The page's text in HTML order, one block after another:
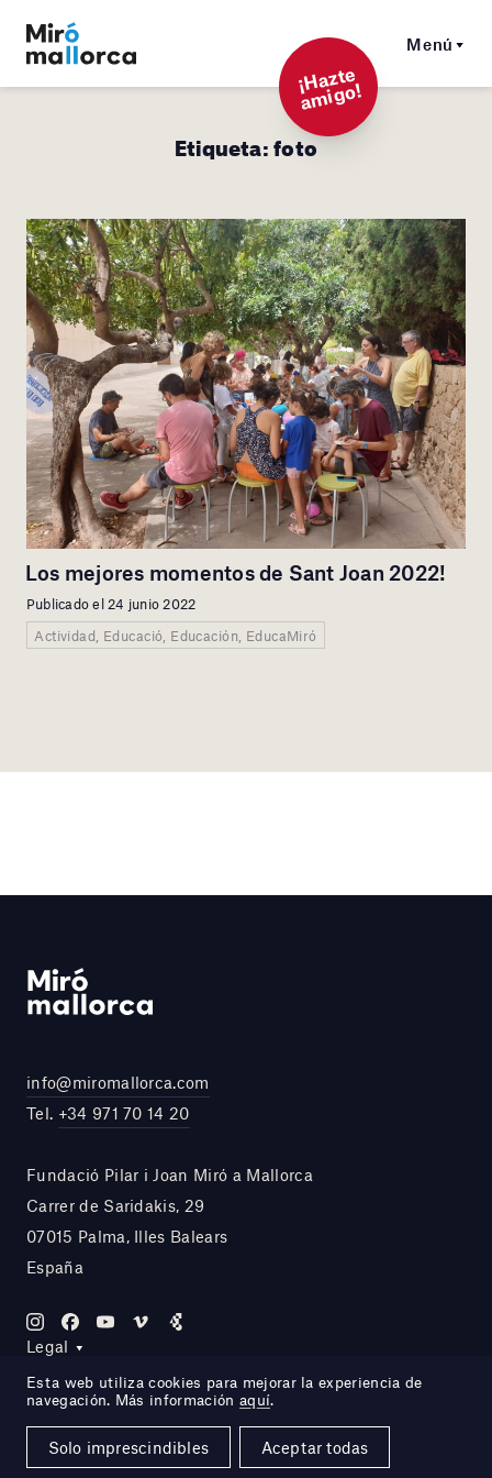
Menú
¡
Hazt
e
a
mi
g
o!
Etiqueta:foto
Los mejores momentos de Sant Joan 2022!
Publicado el 24 junio 2022
Actividad, Educació, Educación, EducaMiró
info@miromallorca.com
Tel. +34 971 70 14 20
Fundació Pilar i Joan Miró a Mallorca
Carrer de Saridakis, 29
07015 Palma, Illes Balears
España
Legal
Site by DOMO—A
Esta web utiliza cookies para mejorar la experiencia de
navegación. Más información aquí.
Solo imprescindibles Aceptar todas